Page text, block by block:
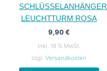
SCHLÜSSELANHÄNGER
LEUCHTTURM ROSA
9,90€
inkl. 19 % MwSt.
zzgl. Versandkosten